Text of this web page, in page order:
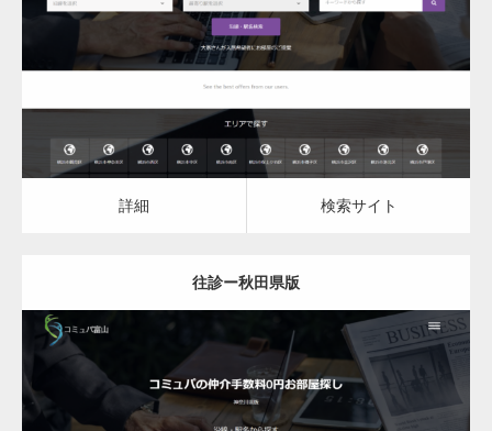
詳細 検索サイト
詳細 検索サイト
往診ー秋田県版
更新日： 2023.03.08